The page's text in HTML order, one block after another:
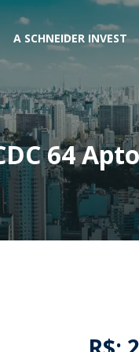
A SCHNEIDER INVEST
64